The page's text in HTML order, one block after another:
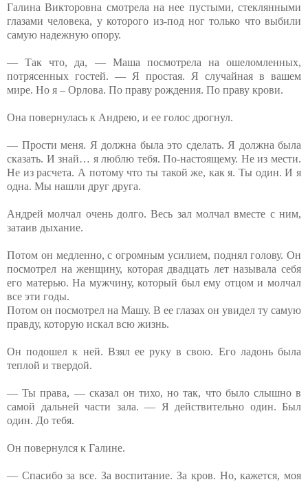
Галина Викторовна смотрела на нее пустыми, стеклянными
глазами человека, у которого из-под ног только что выбили
самую надежную опору.
— Так что, да, — Маша посмотрела на ошеломленных,
потрясенных гостей. — Я простая. Я случайная в вашем
мире. Но я – Орлова. По праву рождения. По праву крови.
Она повернулась к Андрею, и ее голос дрогнул.
— Прости меня. Я должна была это сделать. Я должна была
сказать. И знай… я люблю тебя. По-настоящему. Не из мести.
Не из расчета. А потому что ты такой же, как я. Ты один. И я
одна. Мы нашли друг друга.
Андрей молчал очень долго. Весь зал молчал вместе с ним,
затаив дыхание.
Потом он медленно, с огромным усилием, поднял голову. Он
посмотрел на женщину, которая двадцать лет называла себя
его матерью. На мужчину, который был ему отцом и молчал
все эти годы.
Потом он посмотрел на Машу. В ее глазах он увидел ту самую
правду, которую искал всю жизнь.
Он подошел к ней. Взял ее руку в свою. Его ладонь была
теплой и твердой.
— Ты права, — сказал он тихо, но так, что было слышно в
самой дальней части зала. — Я действительно один. Был
один. До тебя.
Он повернулся к Галине.
— Спасибо за все. За воспитание. За кров. Но, кажется, моя